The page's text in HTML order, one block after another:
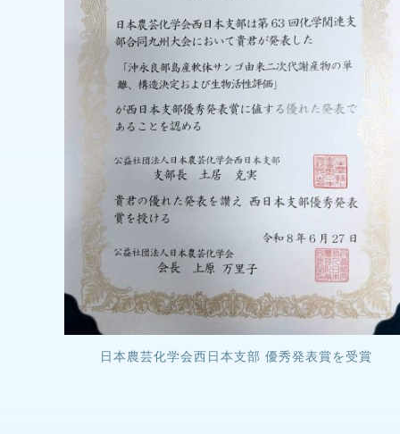
日本農芸化学会西日本支部 優秀発表賞を受賞